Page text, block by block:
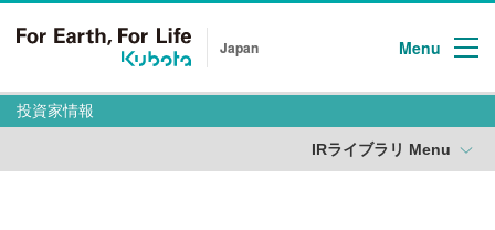
Japan Menu
投資家情報
IRライブラリ Menu